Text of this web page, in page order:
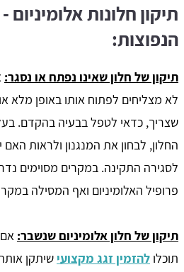
תיקון חלונות
הנפוצות:
תיקון של חלון שאינו נפתח או נסגר:
לא מצליחים לפתוח אותו באופן מלא או
שצריך, כדאי לטפל בבעיה בהקדם.
החלון, לבחון את המנגנון ולראות
לסגירה התקינה. במקרים מסוימים
פרופיל האלומיניום ואף המסילה
תיקון של חלון אלומיניום שנשבר:
תוכלו להזמין זגג מקצועי שיתקן